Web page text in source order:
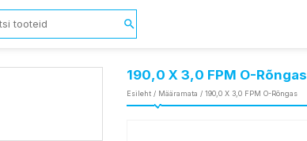
190,0 X 3,0 FPM O-Rõngas
Esileht / Määramata / 190,0 X 3,0 FPM O-Rõngas